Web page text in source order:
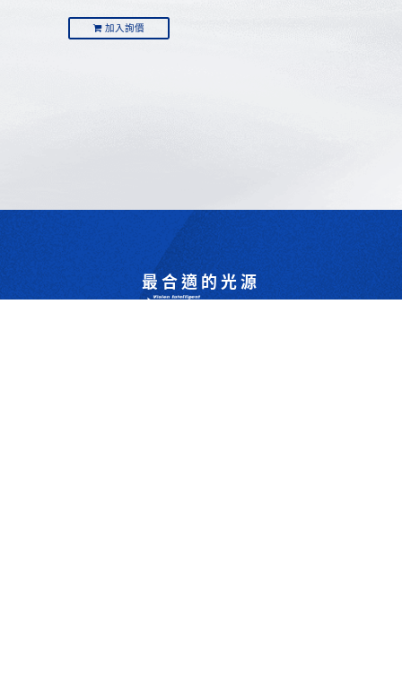
加入詢價
最合適的光源